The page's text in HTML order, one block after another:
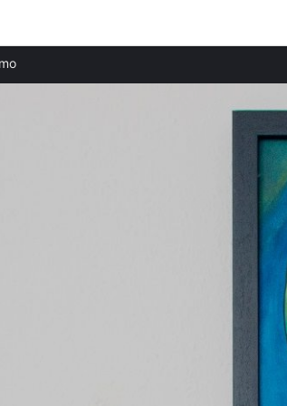
Ferienwohnungen in La Bastide-des-Jourdans
Ferienwohnungen in La Tour-d'Aigues